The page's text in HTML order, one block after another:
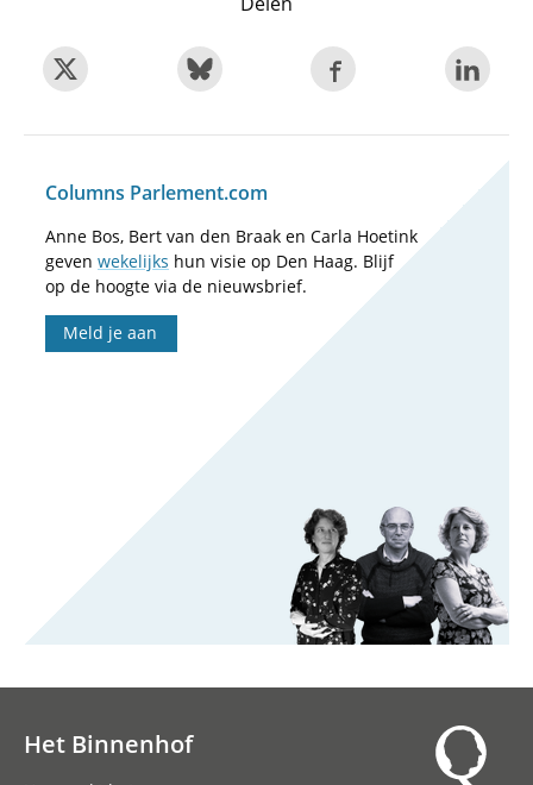
Columns Parlement.com
Anne Bos, Bert van den Braak en Carla Hoetink
geven wekelijks hun visie op Den Haag. Blijf
op de hoogte via de nieuwsbrief.
Meld je aan
Het Binnenhof